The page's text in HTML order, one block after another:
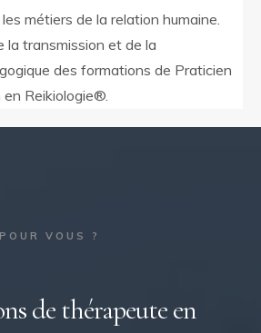
métiers de la relation humaine.
la transmission et de la
des formations de Praticien
Reikiologie®.
VOUS ?
de thérapeute en